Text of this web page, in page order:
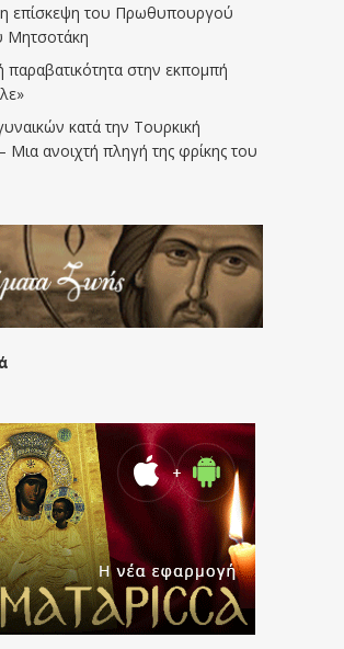
επίσκεψη του Πρωθυπουργού
Μητσοτάκη
παραβατικότητα στην εκπομπή
κατά την Τουρκική
Μια ανοιχτή πληγή της φρίκης του